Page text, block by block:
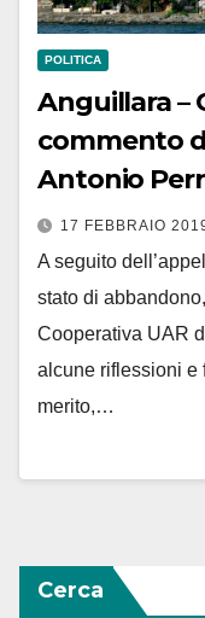
POLITICA
Anguillara –
commento
Antonio
17 FEBBRAIO
A seguito
stato di
Cooperativa UAR
alcune riflessioni e
merito,…
Cerca